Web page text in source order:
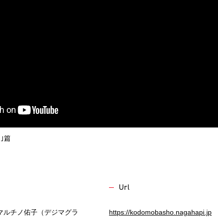
篇
チノ佑子（デジマグラ
Url
https://kodomobasho.nagahapi.jp